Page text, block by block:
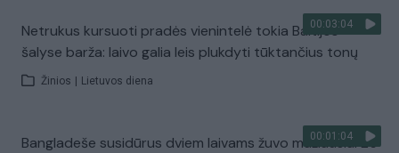
00:03:04
Netrukus kursuoti pradės vienintelė tokia Baltijos
šalyse barža: laivo galia leis plukdyti tūktančius tonų
Žinios Lietuvos diena
00:01:04
Bangladeše susidūrus dviem laivams žuvo mažiausiai 25